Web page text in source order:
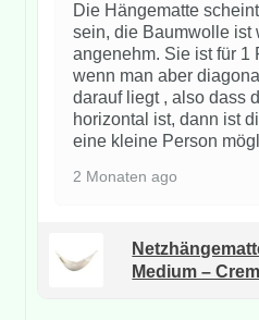
Die Hängematte
sein, die Baumwolle ist
angenehm. Sie ist für 1
wenn man aber
darauf liegt , also dass
horizontal ist, dann ist
eine kleine Person
2 Monaten ago
Medium –